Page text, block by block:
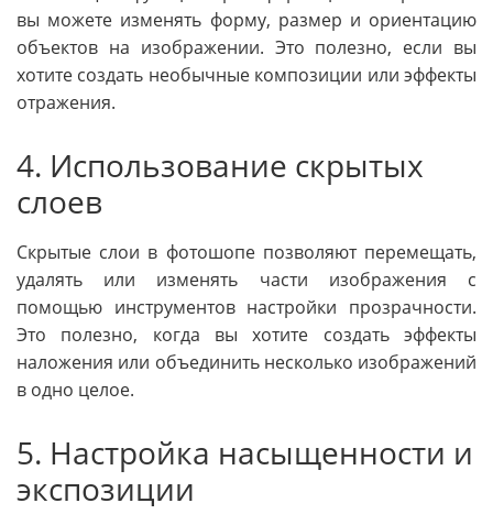
вы можете изменять форму, размер и ориентацию
объектов на изображении. Это полезно, если вы
хотите создать необычные композиции или эффекты
отражения.
4. Использование скрытых
слоев
Скрытые слои в фотошопе позволяют перемещать,
удалять или изменять части изображения с
помощью инструментов настройки прозрачности.
Это полезно, когда вы хотите создать эффекты
наложения или объединить несколько изображений
в одно целое.
5. Настройка насыщенности и
экспозиции